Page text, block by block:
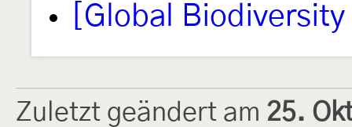
[Global
Zuletzt geändert am 25.